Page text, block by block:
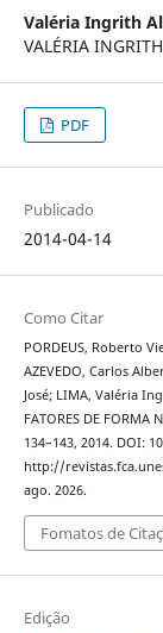
Valéria Ingrith
VALÉRIA
PDF
Publicado
2014-04-14
Como Citar
PORDEUS, Roberto
AZEVEDO, Carlos
José; LIMA, Valéria
FATORES DE FORMA
134–143, 2014. DOI:
http://
ago. 2026.
Fomatos de
Edição